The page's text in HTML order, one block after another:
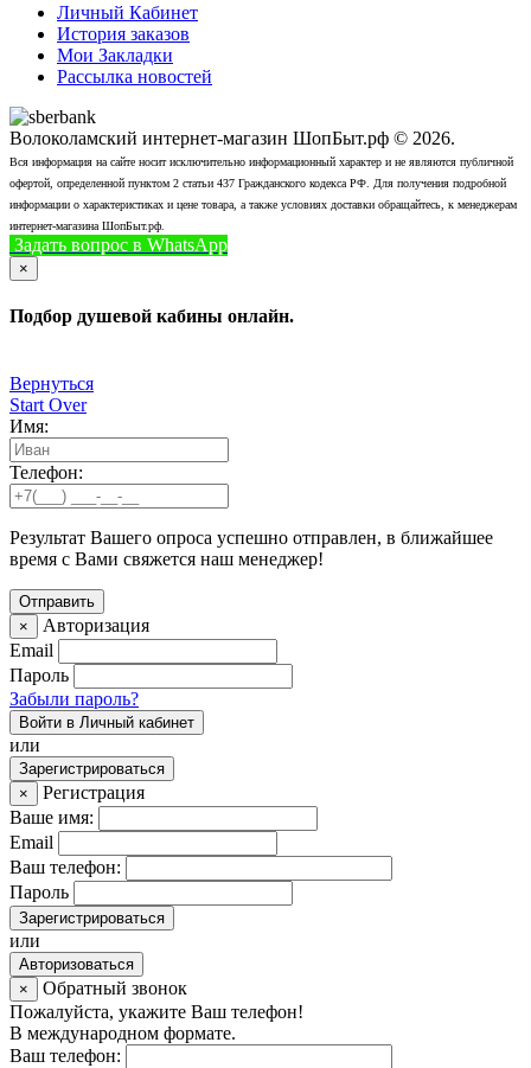
Личный Кабинет
История заказов
Мои Закладки
Рассылка новостей
Волоколамский интернет-магазин ШопБыт.рф © 2026.
Вся информация на сайте носит исключительно информационный характер и не являются публичной
офертой, определенной пунктом 2 статьи 437 Гражданского кодекса РФ. Для получения подробной
информации о характеристиках и цене товара, а также условиях доставки обращайтесь, к менеджерам
интернет-магазина ШопБыт.рф.
Задать вопрос в WhatsApp
×
Подбор душевой кабины онлайн.
Вернуться
Start Over
Имя:
Телефон:
Результат Вашего опроса успешно отправлен, в ближайшее
время с Вами свяжется наш менеджер!
×
Авторизация
Email
Пароль
Забыли пароль?
Войти в Личный кабинет
или
Зарегистрироваться
×
Регистрация
Ваше имя:
Email
Ваш телефон:
Пароль
Зарегистрироваться
или
Авторизоваться
×
Обратный звонок
Пожалуйста, укажите Ваш телефон!
В международном формате.
Ваш телефон: